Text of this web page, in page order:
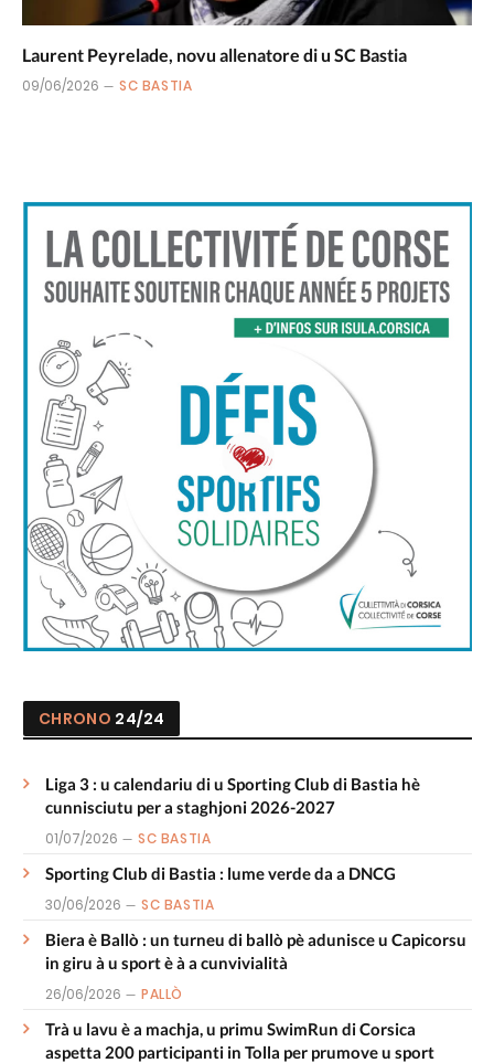
Laurent Peyrelade, novu allenatore di u SC Bastia
09/06/2026 SC BASTIA
CHRONO 24/24
Liga 3 : u calendariu di u Sporting Club di Bastia hè
cunnisciutu per a staghjoni 2026-2027
01/07/2026 SC BASTIA
Sporting Club di Bastia : lume verde da a DNCG
30/06/2026 SC BASTIA
Biera è Ballò : un turneu di ballò pè adunisce u Capicorsu
in giru à u sport è à a cunvivialità
26/06/2026 PALLÒ
Trà u lavu è a machja, u primu SwimRun di Corsica
aspetta 200 participanti in Tolla per prumove u sport